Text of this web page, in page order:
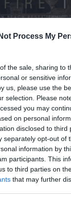
Process My
the sale, sharing to
or sensitive
us, please use the
selection. Please
you may
on personal
disclosed to third
separately opt-out of
information by
participants. This
to third parties on
that may further
καλύτερο